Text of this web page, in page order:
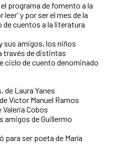
programa de fomento a la
y por ser el mes de la
cuentos a la literatura
sus amigos, los niños
través de distintas
ciclo de cuento denominado
de Laura Yanes
Víctor Manuel Ramos
Cobos
amigos de Guillermo
para ser poeta de María